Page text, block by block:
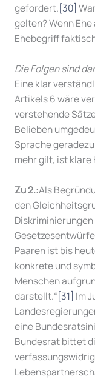
gefordert.[30]
gelten? Wenn
Ehebegriff
Die Folgen sind
Eine klar
Artikels 6 wäre
verstehende
Belieben
Sprache
mehr gilt, ist klare
Zu 2.:Als
den
Paaren ist bis
konkrete und
Menschen
darstellt.“[31] Im
eine
Bundesrat bittet